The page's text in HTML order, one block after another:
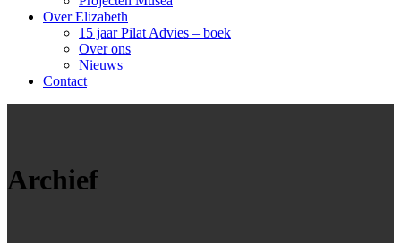
Over Elizabeth
15 jaar Pilat Advies – boek
Over ons
Nieuws
Contact
Archief